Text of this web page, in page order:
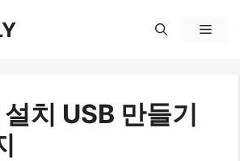
메
치 USB 만들기